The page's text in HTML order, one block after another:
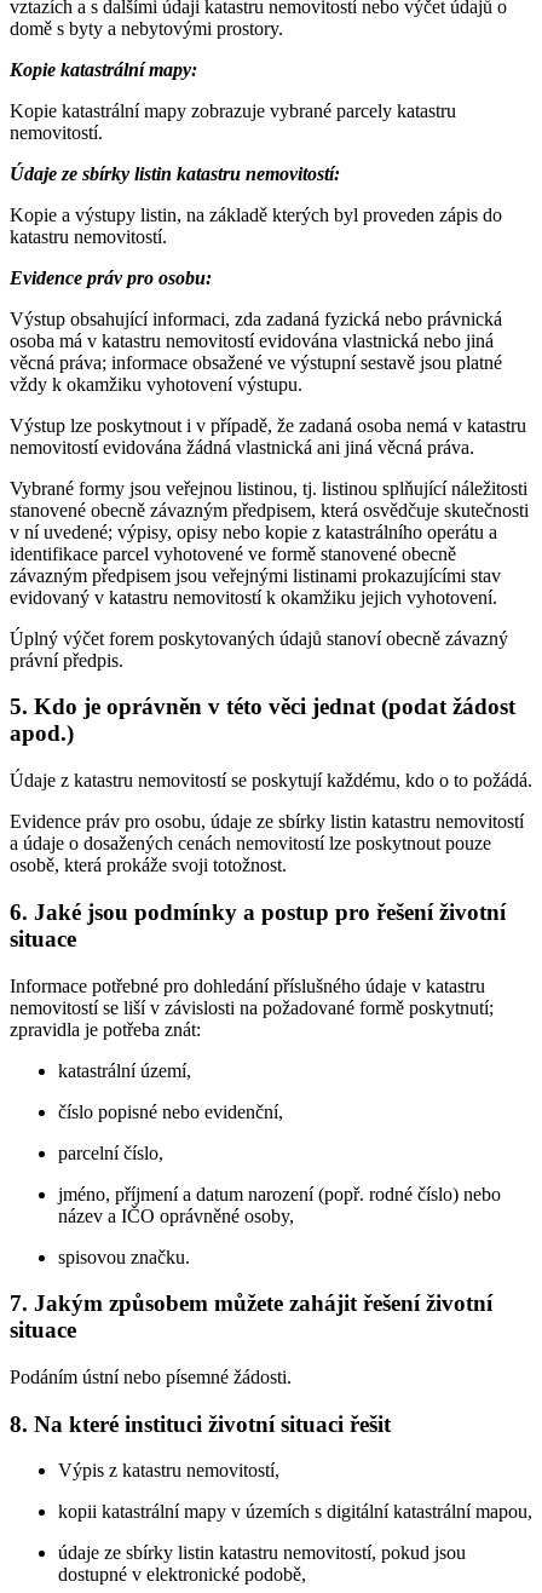
vztazích a s dalšími údaji katastru nemovitostí nebo výčet údajů o
domě s byty a nebytovými prostory.
Kopie katastrální mapy:
Kopie katastrální mapy zobrazuje vybrané parcely katastru
nemovitostí.
Údaje ze sbírky listin katastru nemovitostí:
Kopie a výstupy listin, na základě kterých byl proveden zápis do
katastru nemovitostí.
Evidence práv pro osobu:
Výstup obsahující informaci, zda zadaná fyzická nebo právnická
osoba má v katastru nemovitostí evidována vlastnická nebo jiná
věcná práva; informace obsažené ve výstupní sestavě jsou platné
vždy k okamžiku vyhotovení výstupu.
Výstup lze poskytnout i v případě, že zadaná osoba nemá v katastru
nemovitostí evidována žádná vlastnická ani jiná věcná práva.
Vybrané formy jsou veřejnou listinou, tj. listinou splňující náležitosti
stanovené obecně závazným předpisem, která osvědčuje skutečnosti
v ní uvedené; výpisy, opisy nebo kopie z katastrálního operátu a
identifikace parcel vyhotovené ve formě stanovené obecně
závazným předpisem jsou veřejnými listinami prokazujícími stav
evidovaný v katastru nemovitostí k okamžiku jejich vyhotovení.
Úplný výčet forem poskytovaných údajů stanoví obecně závazný
právní předpis.
5. Kdo je oprávněn v této věci jednat (podat žádost
apod.)
Údaje z katastru nemovitostí se poskytují každému, kdo o to požádá.
Evidence práv pro osobu, údaje ze sbírky listin katastru nemovitostí
a údaje o dosažených cenách nemovitostí lze poskytnout pouze
osobě, která prokáže svoji totožnost.
6. Jaké jsou podmínky a postup pro řešení životní
situace
Informace potřebné pro dohledání příslušného údaje v katastru
nemovitostí se liší v závislosti na požadované formě poskytnutí;
zpravidla je potřeba znát:
katastrální území,
číslo popisné nebo evidenční,
parcelní číslo,
jméno, příjmení a datum narození (popř. rodné číslo) nebo
název a IČO oprávněné osoby,
spisovou značku.
7. Jakým způsobem můžete zahájit řešení životní
situace
Podáním ústní nebo písemné žádosti.
8. Na které instituci životní situaci řešit
Výpis z katastru nemovitostí,
kopii katastrální mapy v územích s digitální katastrální mapou,
údaje ze sbírky listin katastru nemovitostí, pokud jsou
dostupné v elektronické podobě,